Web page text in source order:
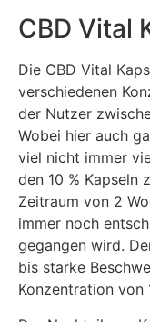
CBD Vital
Die CBD Vital
verschiedenen
der Nutzer
Wobei hier auch
viel nicht immer
den 10 % Kapseln
Zeitraum von 2
immer noch
gegangen wird.
bis starke
Konzentration von